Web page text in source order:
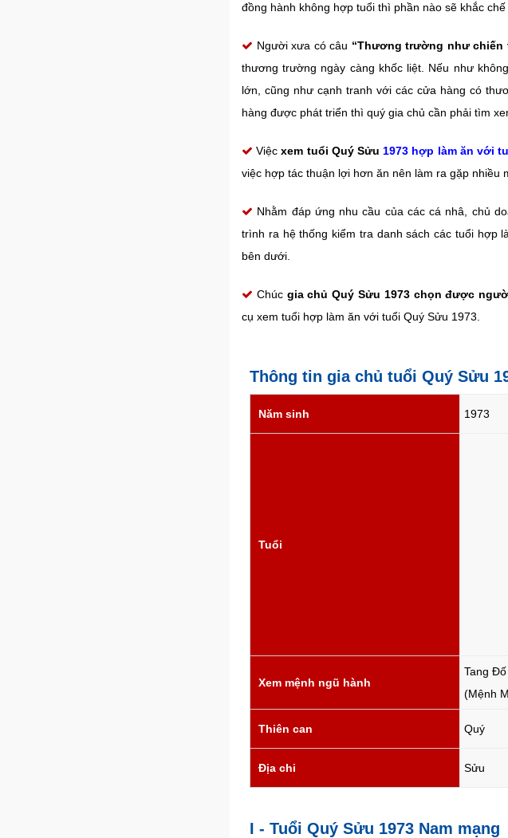
đồng hành không hợp tuổi thì phần nào sẽ khắc
Người xưa có câu “Thương trường như chiến
thương trường ngày càng khốc liệt. Nếu như
lớn, cũng như cạnh tranh với các cửa hàng có
hàng được phát triển thì quý gia chủ cần phải tìm
Việcxem tuổi Quý Sửu 1973 hợp làm ăn với
việc hợp tác thuận lợi hơn ăn nên làm ra gặp nhiều
Nhằm đáp ứng nhu cầu của các cá nhâ, chủ
trình ra hệ thống kiểm tra danh sách các tuổi hợp
bên dưới.
Chúc gia chủ Quý Sửu 1973 chọn được
cụ xem tuổi hợp làm ăn với tuổi Quý Sửu 1973.
Thông tin gia chủ tuổi Quý Sửu
Năm sinh 1973
Tuổi
Xem mệnh ngũ hành
Tang
(Mệnh
Thiên can Quý
Địa chi Sửu
I - Tuổi Quý Sửu 1973 Nam mạng